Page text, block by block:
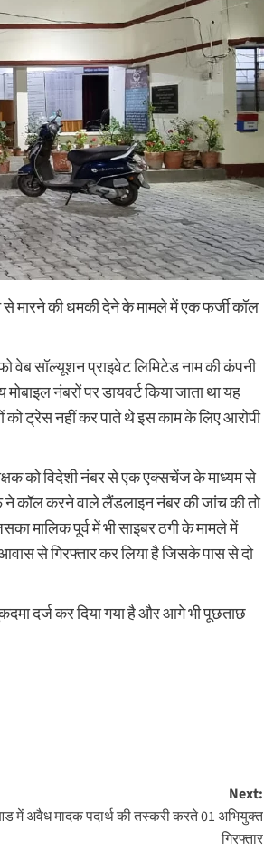
मारने की धमकी देने के मामले में एक फर्जी कॉल
वेब सॉल्यूशन प्राइवेट लिमिटेड नाम की कंपनी
नंबरों पर डायवर्ट किया जाता था यह
को ट्रेस नहीं कर पाते थे इस काम के लिए आरोपी
को विदेशी नंबर से एक एक्सचेंज के माध्यम से
कॉल करने वाले लैंडलाइन नंबर की जांच की तो
मालिक पूर्व में भी साइबर ठगी के मामले में
से गिरफ्तार कर लिया है जिसके पास से दो
दर्ज कर दिया गया है और आगे भी पूछताछ
Next:
में अवैध मादक पदार्थ की तस्करी करते 01 अभियुक्त
गिरफ्तार